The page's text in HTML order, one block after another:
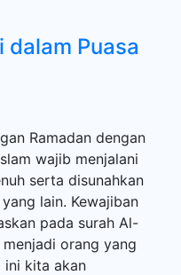
dalam Puasa
Ramadan dengan
wajib menjalani
serta disunahkan
lain. Kewajiban
pada surah Al-
orang yang
ini kita akan